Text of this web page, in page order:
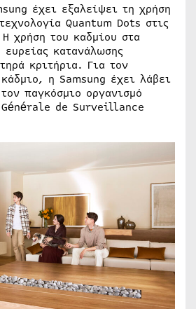
έχει εξαλείψει τη χρήση
Quantum Dots στις
χρήση του καδμίου στα
ευρείας κατανάλωσης
κριτήρια. Για τον
η Samsung έχει λάβει
παγκόσμιο οργανισμό
de Surveillance